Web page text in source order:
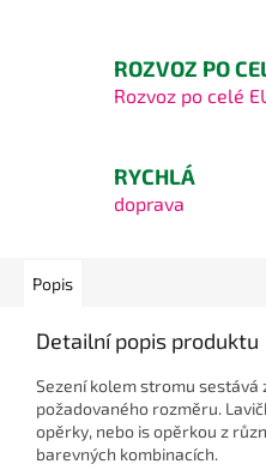
ROZVOZ PO
Rozvoz po celé
RYCHLÁ
doprava
Popis
Detailní popis produktu
Sezení kolem stromu
požadovaného rozměru.
opěrky, nebo is opěrkou z
barevných kombinacích.